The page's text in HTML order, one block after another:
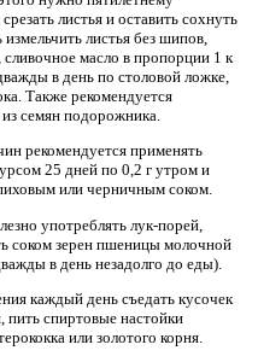
листья и оставить сохнуть
листья без шипов,
масло в пропорции 1 к
в день по столовой ложке,
Также рекомендуется
семян подорожника.
рекомендуется применять
25 дней по 0,2 г утром и
или черничным соком.
употреблять лук-порей,
соком зерен пшеницы молочной
в день незадолго до еды).
каждый день съедать кусочек
спиртовые настойки
или золотого корня.